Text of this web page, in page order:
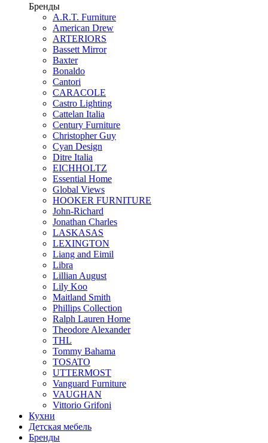
Бренды
A.R.T. Furniture
American Drew
ARTERIORS
Bassett Mirror
Baxter
Bonaldo
Cantori
CARACOLE
Castro Lighting
Cattelan Italia
Century Furniture
Christopher Guy
Cyan Design
Ditre Italia
EICHHOLTZ
Essential Home
Global Views
HOOKER FURNITURE
John-Richard
Jonathan Charles
LASKASAS
LEXINGTON
Liang and Eimil
Libra
Lillian August
Lily Koo
Maitland Smith
Phillips Collection
Ralph Lauren Home
Theodore Alexander
THL
Tommy Bahama
TOSATO
UTTERMOST
Vanguard Furniture
VAUGHAN
Vittorio Grifoni
Кухни
Детская мебель
Бренды